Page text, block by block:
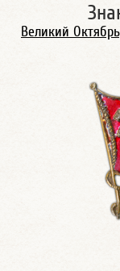
Великий